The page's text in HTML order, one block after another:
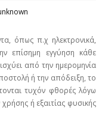
όπως π.χ ηλεκτρονικά,
επίσημη εγγύηση κάθε
από την ημερομηνία
ή την απόδειξη, το
τυχόν φθορές λόγω
ή εξαιτίας φυσικής